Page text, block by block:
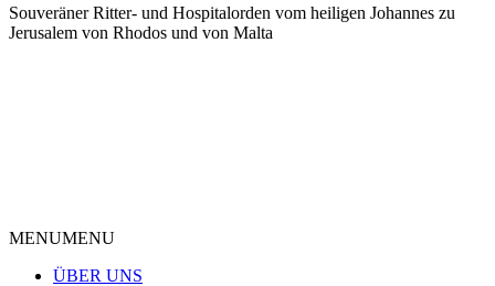
Souveräner Ritter- und Hospitalorden vom heiligen Johannes zu
Jerusalem von Rhodos und von Malta
MENUMENU
ÜBER UNS